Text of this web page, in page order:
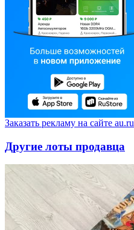
Заказать рекламу на сайте au.ru
Другие лоты продавца